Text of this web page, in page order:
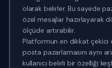
olarak belirler. Bu sayede
özel mesajlar hazırlayarak
ölçüde artırabilir.
Platformun en dikkat çekici
posta pazarlamasını aynı
kullanıcı belirli bir özelliği